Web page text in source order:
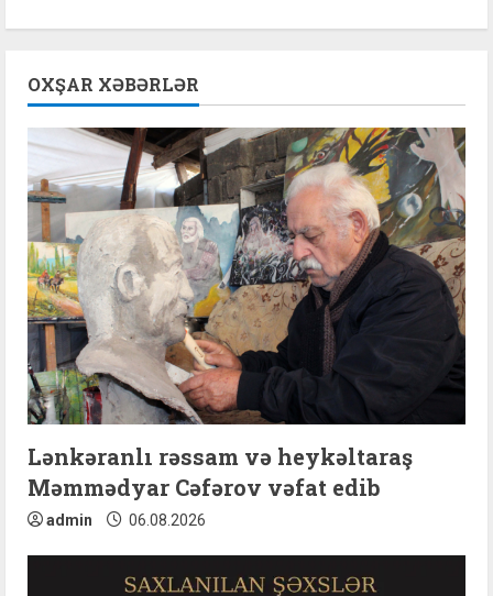
n
u
e
R
e
a
d
i
n
g
OXŞAR XƏBƏRLƏR
Lənkəranlı rəssam və heykəltaraş
Məmmədyar Cəfərov vəfat edib
admin 06.08.2026